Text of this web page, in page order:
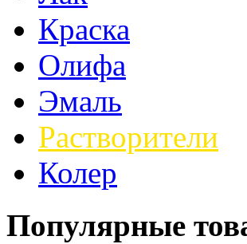
Краска
Олифа
Эмаль
Растворители
Колер
Популярные